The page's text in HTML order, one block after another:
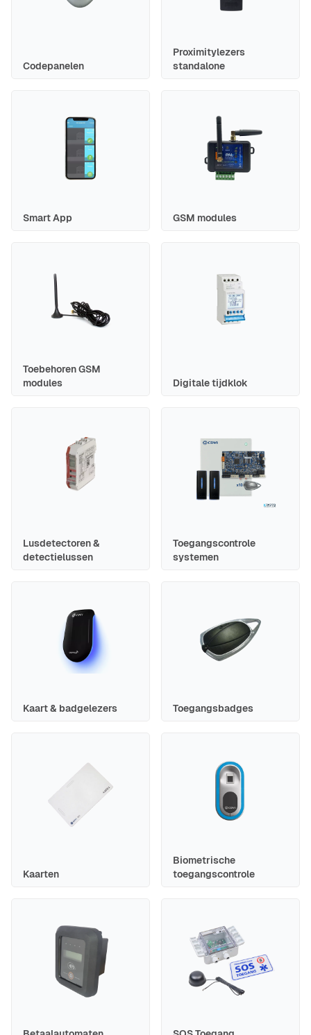
Codepanelen
Proximitylezers
standalone
Smart App GSM modules
Toebehoren GSM
modules
Digitale tijdklok
Lusdetectoren &
detectielussen
Toegangscontrole
systemen
Kaart & badgelezers Toegangsbadges
Kaarten
Biometrische
toegangscontrole